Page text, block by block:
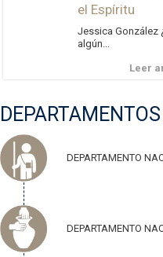
el Espíritu
Jessica González
algún...
Leer
DEPARTAMENTOS
DEPARTAMENTO
DEPARTAMENTO